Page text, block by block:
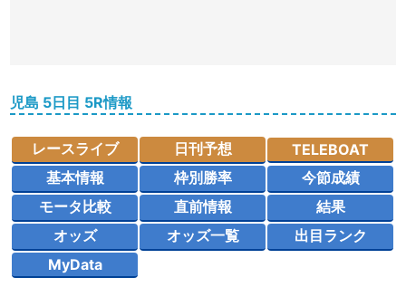
児島 5日目 5R情報
レースライブ 日刊予想
TELEBOAT
基本情報
枠別勝率
今節成績
モータ比較
直前情報
結果
オッズ
オッズ一覧
出目ランク
MyData